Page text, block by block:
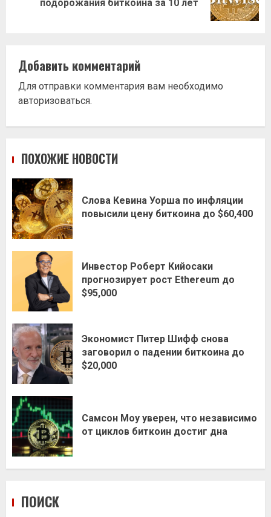
запись:подорожания биткоина за 10 лет
Добавить комментарий
Для отправки комментария вам необходимо
авторизоваться.
ПОХОЖИЕ НОВОСТИ
Слова Кевина Уорша по инфляции
повысили цену биткоина до $60,400
Инвестор Роберт Кийосаки
прогнозирует рост Ethereum до
$95,000
Экономист Питер Шифф снова
заговорил о падении биткоина до
$20,000
Самсон Моу уверен, что независимо
от циклов биткоин достиг дна
ПОИСК